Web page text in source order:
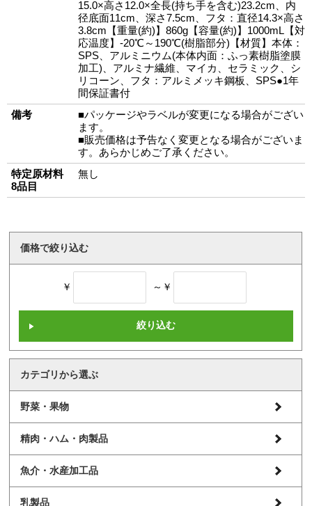
15.0×高さ12.0×全長(持ち手を含む)23.2cm、内
径底面11cm、深さ7.5cm、フタ：直径14.3×高さ
3.8cm【重量(約)】860g【容量(約)】1000mL【対
応温度】-20℃～190℃(樹脂部分)【材質】本体：
SPS、アルミニウム(本体内面：ふっ素樹脂塗膜
加工)、アルミナ繊維、マイカ、セラミック、シ
リコーン、フタ：アルミメッキ鋼板、SPS●1年
間保証書付
備考
■パッケージやラベルが変更になる場合がござい
ます。
■販売価格は予告なく変更となる場合がございま
す。あらかじめご了承ください。
特定原材料
8品目
無し
カテゴリから選ぶ
野菜・果物
精肉・ハム・肉製品
魚介・水産加工品
乳製品
価格で絞り込む
￥ ～￥